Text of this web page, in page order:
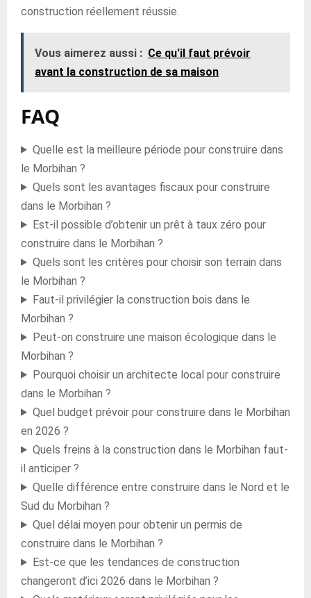
construction réellement réussie.
Vous aimerez aussi : Ce qu'il faut prévoir
avant la construction de sa maison
FAQ
Quelle est la meilleure période pour construire dans
le Morbihan ?
Quels sont les avantages fiscaux pour construire
dans le Morbihan ?
Est-il possible d’obtenir un prêt à taux zéro pour
construire dans le Morbihan ?
Quels sont les critères pour choisir son terrain dans
le Morbihan ?
Faut-il privilégier la construction bois dans le
Morbihan ?
Peut-on construire une maison écologique dans le
Morbihan ?
Pourquoi choisir un architecte local pour construire
dans le Morbihan ?
Quel budget prévoir pour construire dans le Morbihan
en 2026 ?
Quels freins à la construction dans le Morbihan faut-
il anticiper ?
Quelle différence entre construire dans le Nord et le
Sud du Morbihan ?
Quel délai moyen pour obtenir un permis de
construire dans le Morbihan ?
Est-ce que les tendances de construction
changeront d’ici 2026 dans le Morbihan ?